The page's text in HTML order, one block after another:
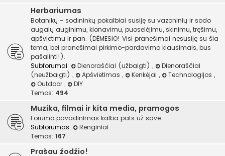
Herbariumas
Botanikų - sodininkų pokalbiai susiję su vazoninių ir sodo
augalų auginimu, klonavimu, puoselėjimu, skinimu, tręšimu,
apšvietimu ir pan. (DĖMESIO! Visi pranešimai nesusiję su šia
tema, bei pranešimai pirkimo-pardavimo klausimais, bus
pašalinti!).
Subforumai:
Dienoraščiai (užbaigti) ,
Dienoraščiai
(neužbaigti) , Apšvietimas , Kenkėjai , Technologijos ,
Outdoor ,
DIY
Temos: 494
Muzika, filmai ir kita media, pramogos
Forumo pavadinimas kalba pats už save.
Subforumas:
Renginiai
Temos: 167
Prašau žodžio!